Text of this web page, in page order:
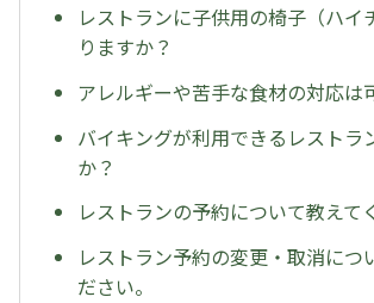
レストランに子供用の椅子（ハイ
りますか？
アレルギーや苦手な食材の対応は
バイキングが利用できるレストラ
か？
レストランの予約について教えて
レストラン予約の変更・取消につ
ださい。